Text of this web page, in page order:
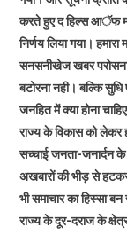
करते हुए द हिल्स आॅफ
निर्णय लिया गया।
सनसनीखेज खबर
बटोरना नही। बल्कि
जनहित में क्या होना
राज्य के विकास को लेकर
सच्चाई जनता-जनार्दन के
अखबारों की भीड़ से
भी समाचार का हिस्सा
राज्य के दूर-दराज के